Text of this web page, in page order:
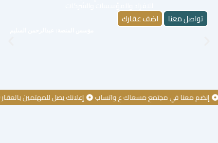
تواصل معنا اضف عقارك
إنضم معنا في مجتمع مسعاك ع واتساب إعلانك يصل للمهتمين بالعقار